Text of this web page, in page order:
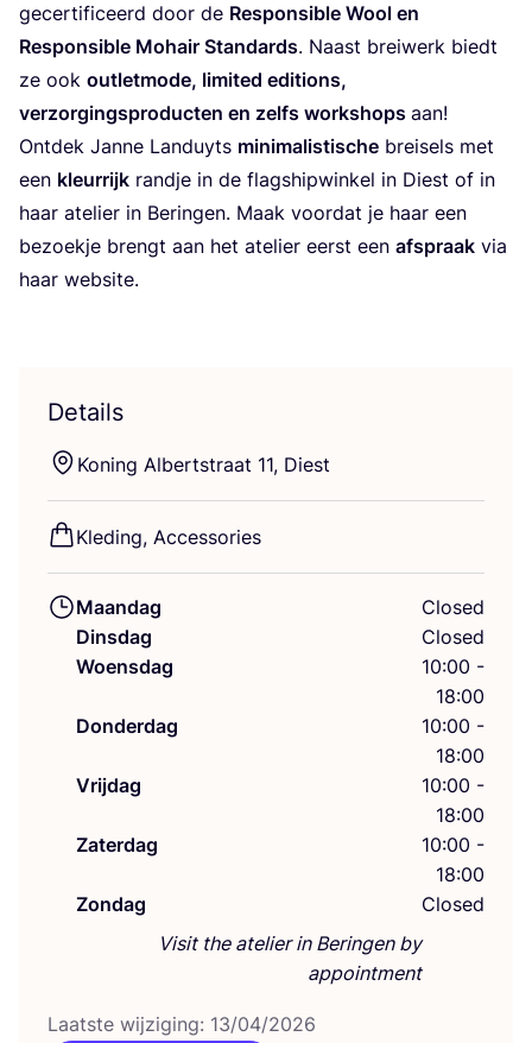
gecer­ti­fi­ceerd door de Res­pon­si­ble Wool en
Res­pon­si­ble Mohair Standards. Naast brei­werk biedt
ze ook out­let­mo­de, limi­ted edi­ti­ons,
ver­zor­gings­pro­duc­ten en zelfs work­shops aan!
Ont­dek Jan­ne Lan­duyts mini­ma­lis­ti­sche brei­sels met
een kleur­rijk rand­je in de flagship­win­kel in Diest of in
haar ate­lier in Berin­gen. Maak voor­dat je haar een
bezoek­je brengt aan het ate­lier eerst een afspraak via
haar web­si­te.
Details
Koning Albert­straat 11, Diest
Kle­ding, Accessories
Maandag
Closed
Dinsdag
Closed
Woensdag
10:00 -
18:00
Donderdag
10:00 -
18:00
Vrijdag
10:00 -
18:00
Zaterdag
10:00 -
18:00
Zondag
Closed
Visit the atelier in Beringen by
appointment
Laat­ste wij­zi­ging: 13/04/2026